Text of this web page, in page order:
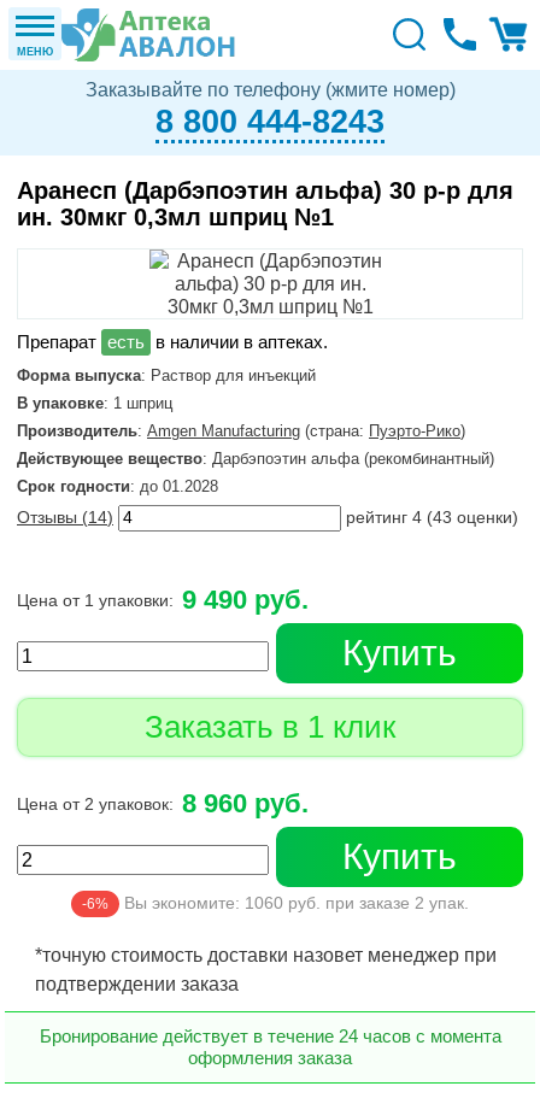
МЕНЮ
Заказывайте по телефону (жмите номер)
8 800 444-8243
Аранесп (Дарбэпоэтин альфа) 30 р-р для
ин. 30мкг 0,3мл шприц №1
в наличии в аптеках.
Форма выпуска: Раствор для инъекций
В упаковке: 1 шприц
Производитель: Amgen Manufacturing (страна: Пуэрто-Рико)
Действующее вещество: Дарбэпоэтин альфа (рекомбинантный)
Срок годности: до 01.2028
Отзывы (14) рейтинг 4 (43 оценки)
Цена от 1 упаковки: 9 490 руб.
Купить
Заказать в 1 клик
Цена от 2 упаковок: 8 960 руб.
Купить
-6% Вы экономите: 1060 руб. при заказе 2 упак.
*точную стоимость доставки назовет менеджер при
подтверждении заказа
Бронирование действует в течение 24 часов с момента
оформления заказа